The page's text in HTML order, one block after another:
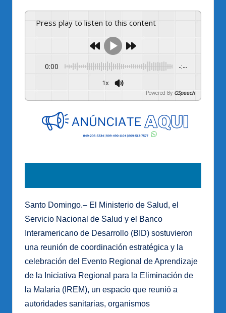
Press play to listen to this content
0:00 -:--
1x
Powered By GSpeech
Santo Domingo.– El Ministerio de Salud, el
Servicio Nacional de Salud y el Banco
Interamericano de Desarrollo (BID) sostuvieron
una reunión de coordinación estratégica y la
celebración del Evento Regional de Aprendizaje
de la Iniciativa Regional para la Eliminación de
la Malaria (IREM), un espacio que reunió a
autoridades sanitarias, organismos